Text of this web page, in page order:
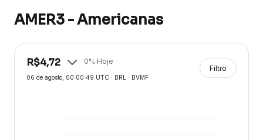
AMER3 - Americanas
R$4,72 0% Hoje
06 de agosto , 00:00:49 UTC · BRL · BVMF
Filtro